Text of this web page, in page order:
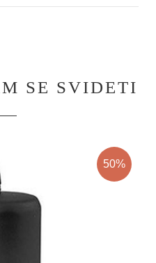
SE SVIDETI
50%